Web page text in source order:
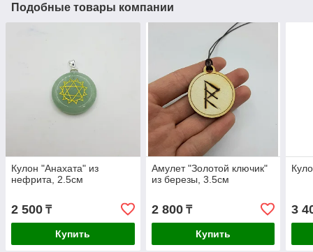
Подобные товары компании
Кулон "Анахата" из
нефрита, 2.5см
2 500 ₸
Купить
Амулет "Золотой ключик"
из березы, 3.5см
2 800₸
Купить
3